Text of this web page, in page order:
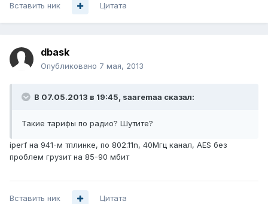
Вставить ник Цитата
dbask
Опубликовано 7 мая, 2013
В 07.05.2013 в 19:45, saaremaa сказал:
Такие тарифы по радио? Шутите?
iperf на 941-м тплинке, по 802.11n, 40Мгц канал, AES без
проблем грузит на 85-90 мбит
Вставить ник Цитата